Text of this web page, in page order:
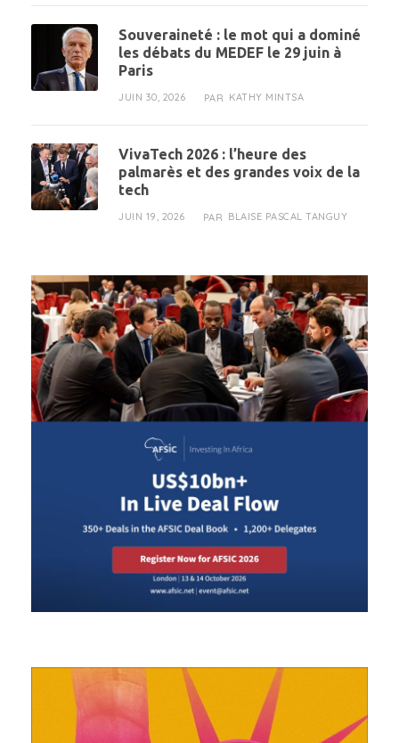
Souveraineté : le mot qui a dominé
les débats du MEDEF le 29 juin à
Paris
JUIN 30, 2026 PAR KATHY MINTSA
VivaTech 2026 : l’heure des
palmarès et des grandes voix de la
tech
JUIN 19, 2026 PAR BLAISE PASCAL TANGUY